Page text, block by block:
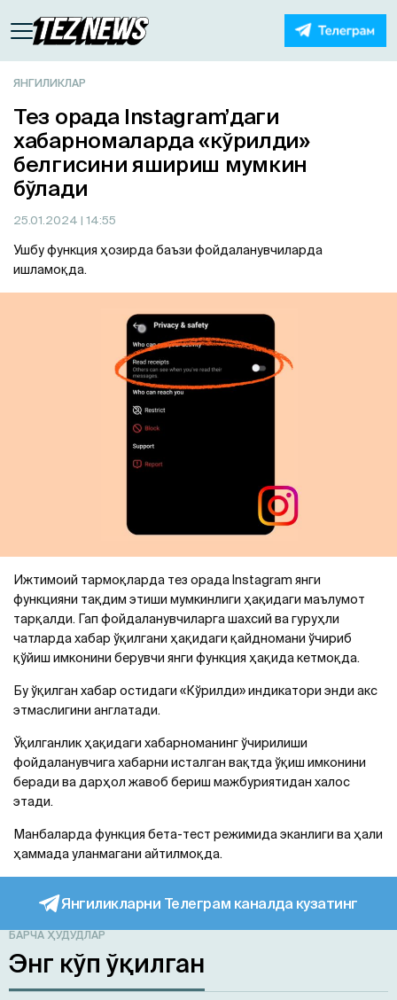
ЯНГИЛИКЛАР
Тез орада Instagram’даги
хабарномаларда «кўрилди»
белгисини яшириш мумкин
бўлади
25.01.2024 | 14:55
Ушбу функция ҳозирда баъзи фойдаланувчиларда
ишламоқда.
Ижтимоий тармоқларда тез орада Instagram янги
функцияни тақдим этиши мумкинлиги ҳақидаги маълумот
тарқалди. Гап фойдаланувчиларга шахсий ва гуруҳли
чатларда хабар ўқилгани ҳақидаги қайдномани ўчириб
қўйиш имконини берувчи янги функция ҳақида кетмоқда.
Бу ўқилган хабар остидаги «Кўрилди» индикатори энди акс
этмаслигини англатади.
Ўқилганлик ҳақидаги хабарноманинг ўчирилиши
фойдаланувчига хабарни исталган вақтда ўқиш имконини
беради ва дарҳол жавоб бериш мажбуриятидан халос
этади.
Манбаларда функция бета-тест режимида эканлиги ва ҳали
ҳаммада уланмагани айтилмоқда.
Янгиликларни Телеграм каналда кузатинг
БАРЧА ҲУДУДЛАР
Энг кўп ўқилган